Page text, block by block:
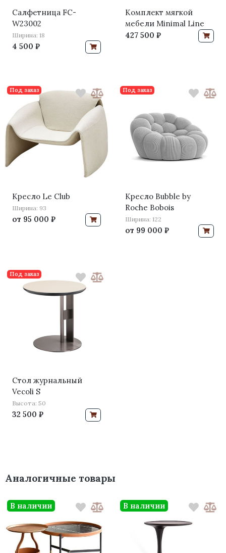
Салфетница FC-
W23002
Ширина: 18
4 500 ₽
Комплект мягкой
мебели Minimal Line
427 500 ₽
Кресло Le Club
Ширина: 93
от 95 000 ₽
Под заказ
Кресло Bubble by
Roche Bobois
Ширина: 122
от 99 000 ₽
Под заказ
Стол журнальный
Vecoli S
Высота: 50
32 500 ₽
Под заказ
Аналогичные товары
В наличии В наличии